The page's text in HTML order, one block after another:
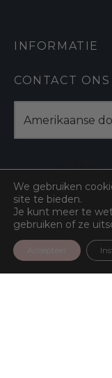
INFORMATIE
CONTACT ONS
We gebruiken
site te bieden.
Je kunt meer te
gebruiken of ze